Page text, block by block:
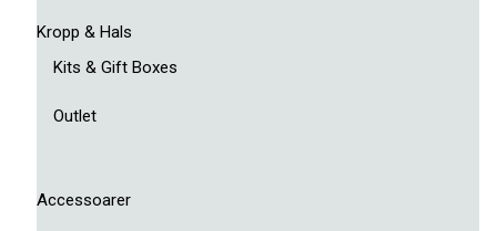
Kropp & Hals
Kits & Gift Boxes
Outlet
Accessoarer